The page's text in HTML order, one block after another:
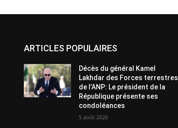
ARTICLES POPULAIRES
Décès du général Kamel
Lakhdar des Forces terrestres
de l’ANP: Le président de la
République présente ses
condoléances
5 août 2026